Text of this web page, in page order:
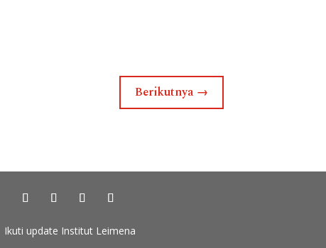
Berikutnya→
Ikuti update Institut Leimena